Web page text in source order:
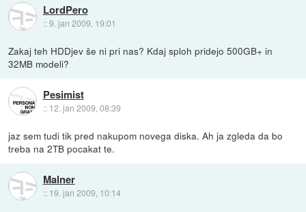
LordPero
::9. jan 2009, 19:01
Zakaj teh HDDjev še ni pri nas? Kdaj sploh pridejo 500GB+ in
32MB modeli?
Pesimist
:: 12. jan 2009, 08:39
jaz sem tudi tik pred nakupom novega diska. Ah ja zgleda da bo
treba na 2TB pocakat te.
Malner
:: 19. jan 2009, 10:14